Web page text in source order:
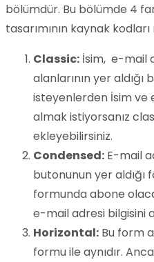
bölümdür. Bu bölümde 4
tasarımının kaynak
Classic: İsim, e-mail
alanlarının yer
isteyenlerden İsim ve
almak istiyorsanız
ekleyebilirsiniz.
Condensed: E-mail
butonunun yer aldığı
formunda abone
e-mail adresi bilgisini
Horizontal: Bu form
formu ile aynıdır.